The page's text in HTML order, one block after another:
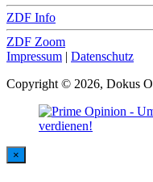
ZDF Info
ZDF Zoom
Impressum | Datenschutz
Copyright © 2026, Dokus
×